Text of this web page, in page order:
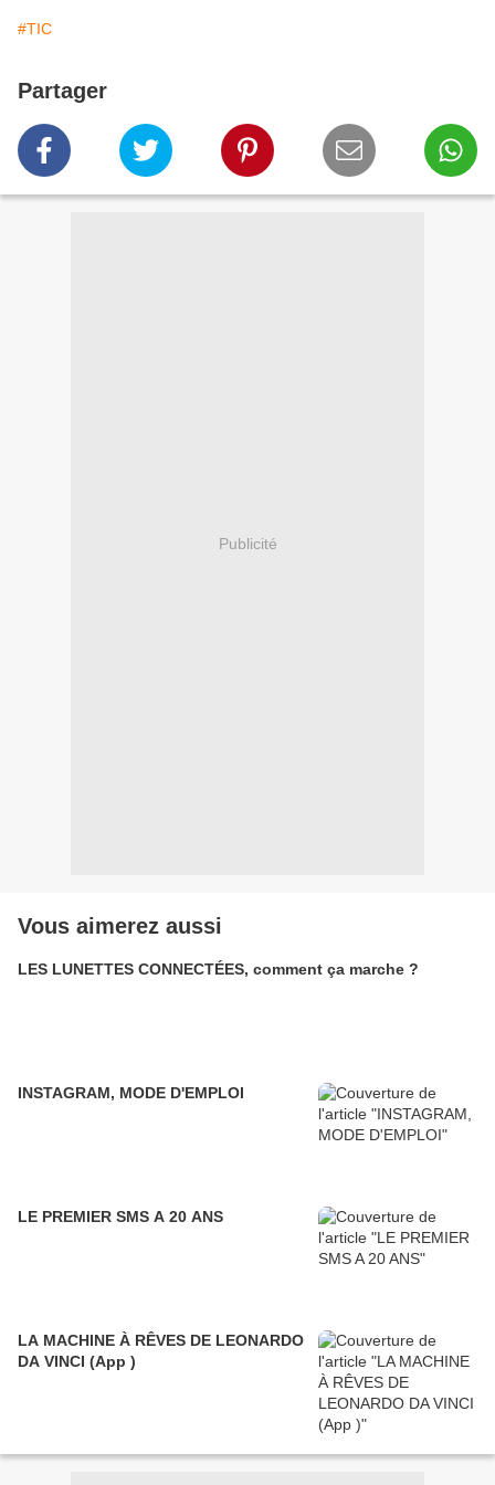
#TIC
Partager
Publicité
Vous aimerez aussi
LES LUNETTES CONNECTÉES, comment ça marche ?
INSTAGRAM, MODE D'EMPLOI
LE PREMIER SMS A 20 ANS
LA MACHINE À RÊVES DE LEONARDO
DA VINCI (App )